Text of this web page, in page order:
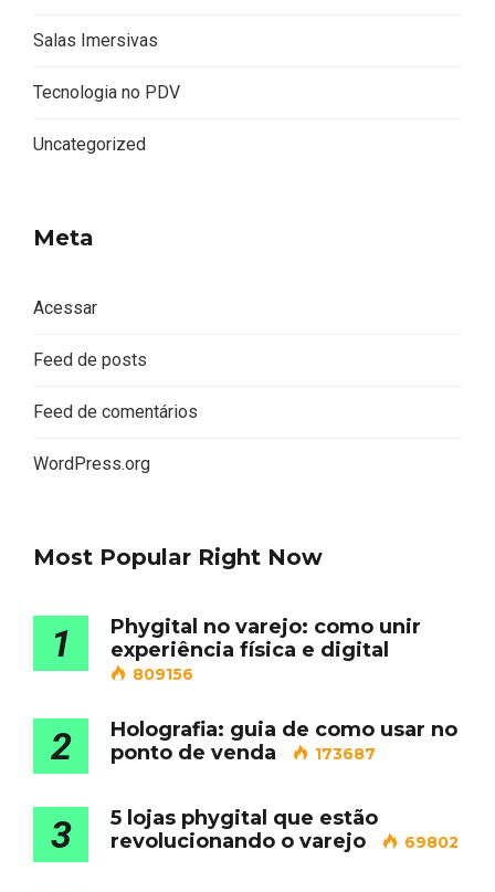
Salas Imersivas
Tecnologia no PDV
Uncategorized
Meta
Acessar
Feed de posts
Feed de comentários
WordPress.org
Most Popular Right Now
1
Phygital no varejo: como unir
experiência física e digital
809156
2
Holografia: guia de como usar no
ponto de venda
173687
3
5 lojas phygital que estão
revolucionando o varejo
69802